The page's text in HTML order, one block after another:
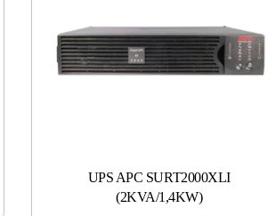
UPS APC SURT2000XLI
(2KVA/1,4KW)